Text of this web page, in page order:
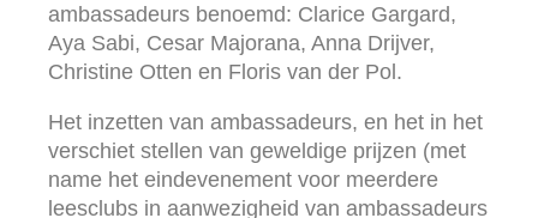
ambassadeurs benoemd: Clarice Gargard,
Aya Sabi, Cesar Majorana, Anna Drijver,
Christine Otten en Floris van der Pol.
Het inzetten van ambassadeurs, en het in het
verschiet stellen van geweldige prijzen (met
name het eindevenement voor meerdere
leesclubs in aanwezigheid van ambassadeurs